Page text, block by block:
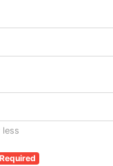
Required